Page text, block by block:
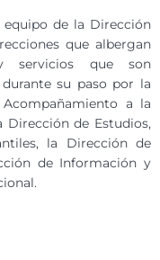
de la Dirección
que albergan
servicios que son
su paso por la
a la
Dirección de Estudios,
la Dirección de
de Información y